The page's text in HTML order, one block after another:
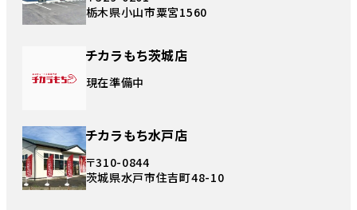
栃木県小山市粟宮1560
チカラもち茨城店
現在準備中
チカラもち水戸店
〒310-0844
茨城県水戸市住吉町48-10